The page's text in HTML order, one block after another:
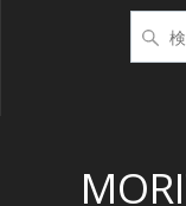
索: